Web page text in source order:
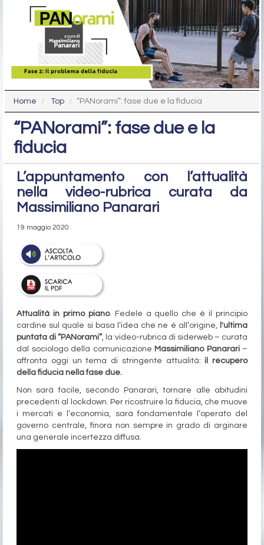
Home Top “PANorami”: fase due e la fiducia
“PANorami”: fase due e la
fiducia
L’appuntamento con l’attualità
nella video-rubrica curata da
Massimiliano Panarari
19 maggio 2020
Attualità in primo piano. Fedele a quello che è il principio
cardine sul quale si basa l’idea che ne è all’origine, l'ultima
puntata di “PANorami”, la video-rubrica di siderweb – curata
dal sociologo della comunicazione Massimiliano Panarari–
affronta oggi un tema di stringente attualità: il recupero
della fiducia nella fase due.
Non sarà facile, secondo Panarari, tornare alle abitudini
precedenti al lockdown. Per ricostruire la fiducia, che muove
i mercati e l’economia, sarà fondamentale l’operato del
governo centrale, finora non sempre in grado di arginare
una generale incertezza diffusa.